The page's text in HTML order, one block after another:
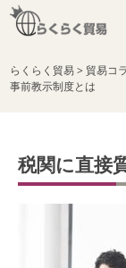
らくらく貿易> 貿易コ
事前教示制度とは
税関に直接